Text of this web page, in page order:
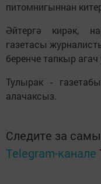
питомнигыннан
Әйтергә кирәк,
газетасы
беренче тапкыр
Тулырак -
алачаксыз.
Следите за
Telegram-канале